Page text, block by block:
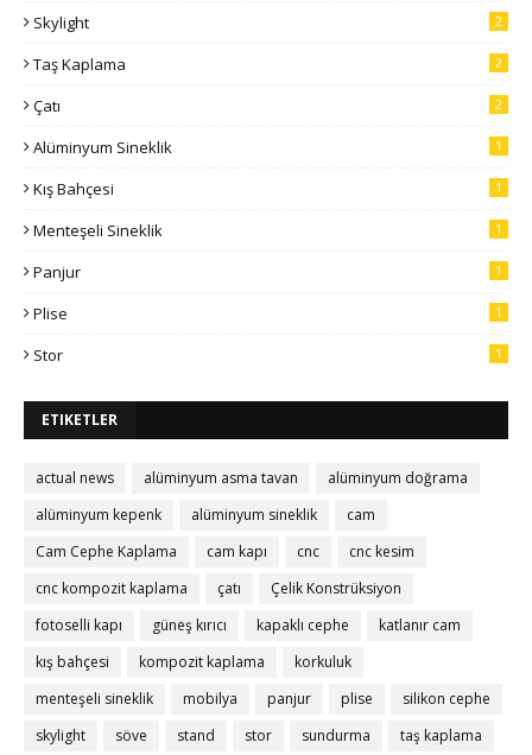
Skylight 2
Taş Kaplama 2
Çatı 2
Alüminyum Sineklik 1
Kış Bahçesi 1
Menteşeli Sineklik 1
Panjur 1
Plise 1
Stor 1
ETIKETLER
actual news alüminyum asma tavan
alüminyum doğrama
alüminyum kepenk
alüminyum sineklik
cam
Cam Cephe Kaplama
cam kapı cnc
cnc kesim
cnc kompozit kaplama
çatı
Çelik Konstrüksiyon
fotoselli kapı
güneş kırıcı kapaklı cephe
katlanır cam
kış bahçesi
kompozit kaplama
korkuluk
menteşeli sineklik
mobilya panjur plise
silikon cephe
skylight
söve stand stor sundurma
taş kaplama